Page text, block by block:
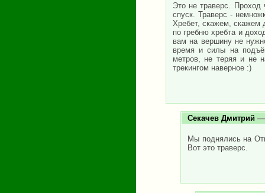
Это не траверс.
спуск. Траверс -
Хребет, скажем, скажем
по гребню хребта и
вам на вершину не
время и силы на
метров, не теряя и не
трекингом наверное :)
Секачев Дмитрий —
Мы поднялись на
Вот это траверс.